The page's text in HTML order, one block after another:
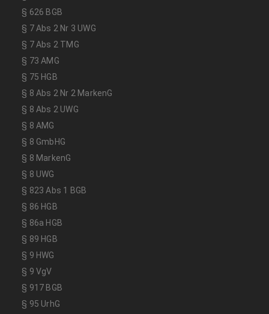
§ 626 BGB
§ 7 Abs 2 Nr 3 UWG
§ 7 Abs 2 TMG
§ 73 AMG
§ 75 HGB
§ 8 Abs 2 Nr 2 MarkenG
§ 8 Abs 2 UWG
§ 8 AMG
§ 8 GmbHG
§ 8 MarkenG
§ 8 UWG
§ 823 Abs 1 BGB
§ 86 HGB
§ 86a HGB
§ 89 HGB
§ 9 HWG
§ 9 VgV
§ 917 BGB
§ 95 UrhG